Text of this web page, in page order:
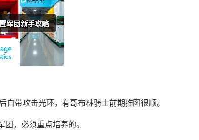
后自带攻击光环，有哥布林骑士前期推图很顺。
出军团，必须重点培养的。